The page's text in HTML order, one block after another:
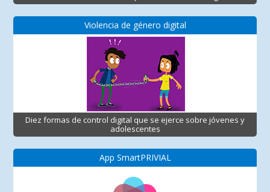
Violencia de género digital
Diez formas de control digital que se ejerce sobre jóvenes y
adolescentes
App SmartPRIVIAL